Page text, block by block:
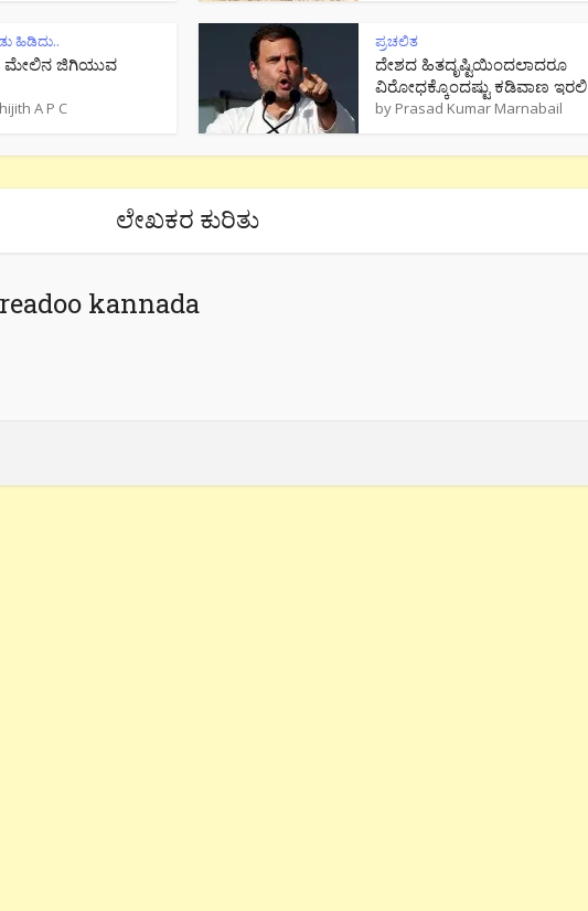
ಹಿಡಿದು..
ಜಿಗಿಯುವ
A P C
ಪ್ರಚಲಿತ
ದೇಶದ ಹಿತದೃಷ್ಟಿಯಿಂದಲಾದರೂ
ವಿರೋಧಕ್ಕೊಂದಷ್ಟು ಕಡಿವಾಣ ಇರಲಿ
by Prasad Kumar Marnabail
ಲೇಖಕರ ಕುರಿತು
kannada